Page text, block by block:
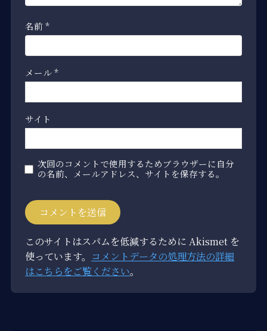
名前*
メール*
サイト
次回のコメントで使用するためブラウザーに自分
の名前、メールアドレス、サイトを保存する。
このサイトはスパムを低減するために Akismet を
使っています。 コメントデータの処理方法の詳細
はこちらをご覧ください。